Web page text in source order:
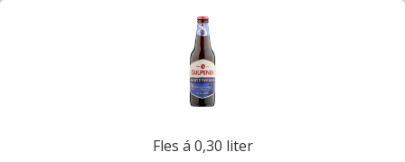
Fles á 0,30 liter